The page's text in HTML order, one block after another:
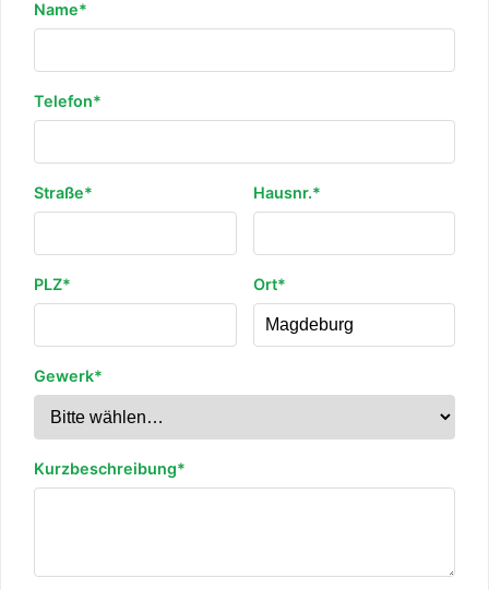
Name*
Telefon*
Straße* Hausnr.*
PLZ* Ort*
Gewerk*
Kurzbeschreibung*